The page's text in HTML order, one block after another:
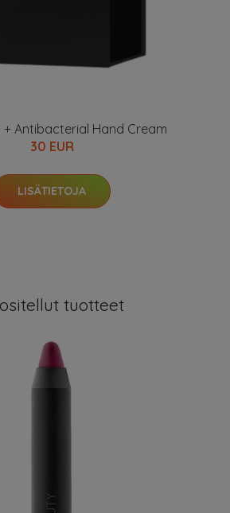
+ Antibacterial Hand Cream
30 EUR
LISÄTIETOJA
tuotteet